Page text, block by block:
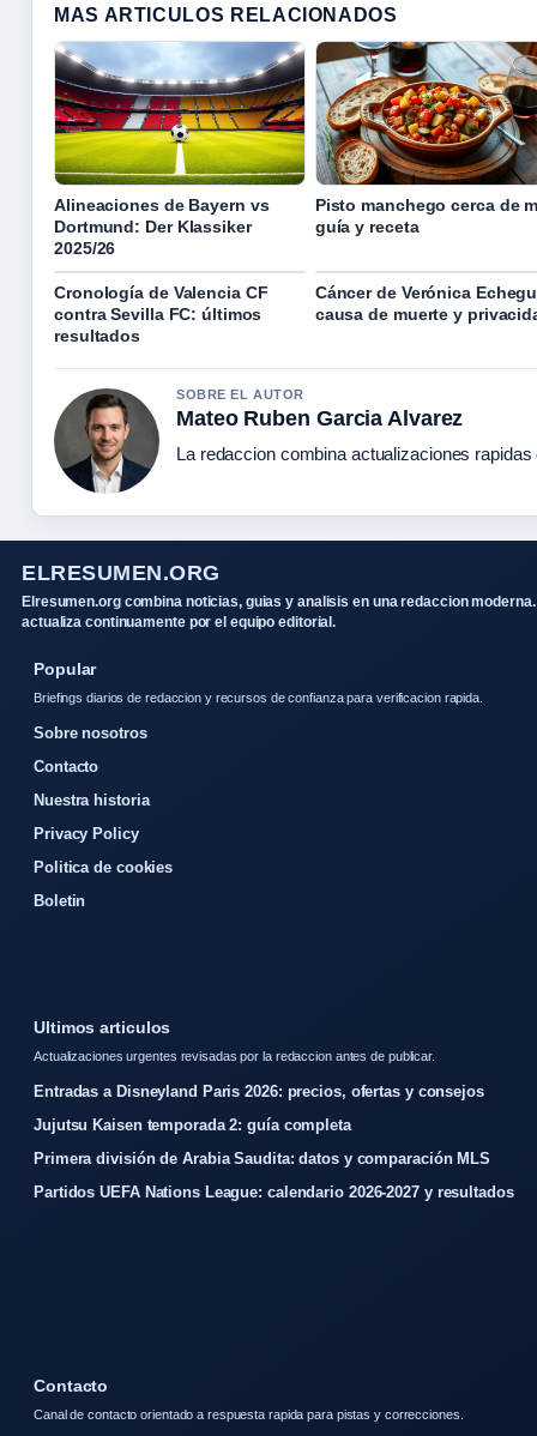
MAS ARTICULOS RELACIONADOS
Alineaciones de Bayern vs
Dortmund: Der Klassiker
2025/26
Pisto manchego cerca de
guía y receta
Cronología de Valencia CF
contra Sevilla FC: últimos
resultados
Cáncer de Verónica
causa de muerte y
SOBRE EL AUTOR
Mateo Ruben Garcia Alvarez
La redaccion combina actualizaciones
ELRESUMEN.ORG
Elresumen.org combina noticias, guias y analisis en una redaccion moderna.
actualiza continuamente por el equipo editorial.
Popular
Briefings diarios de redaccion y recursos de confianza para verificacion rapida.
Sobre nosotros
Contacto
Nuestra historia
Privacy Policy
Politica de cookies
Boletin
Ultimos articulos
Actualizaciones urgentes revisadas por la redaccion antes de publicar.
Entradas a Disneyland Paris 2026: precios, ofertas y consejos
Jujutsu Kaisen temporada 2: guía completa
Primera división de Arabia Saudita: datos y comparación MLS
Partidos UEFA Nations League: calendario 2026-2027 y resultados
Contacto
Canal de contacto orientado a respuesta rapida para pistas y correcciones.